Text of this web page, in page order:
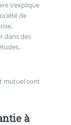
s’explique
de
dans des
mutuel sont
à